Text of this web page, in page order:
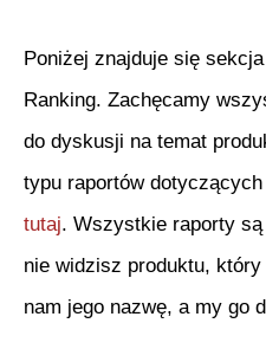
Poniżej znajduje się
Ranking. Zachęcamy
do dyskusji na temat
typu raportów
tutaj. Wszystkie raporty
nie widzisz produktu,
nam jego nazwę, a my go